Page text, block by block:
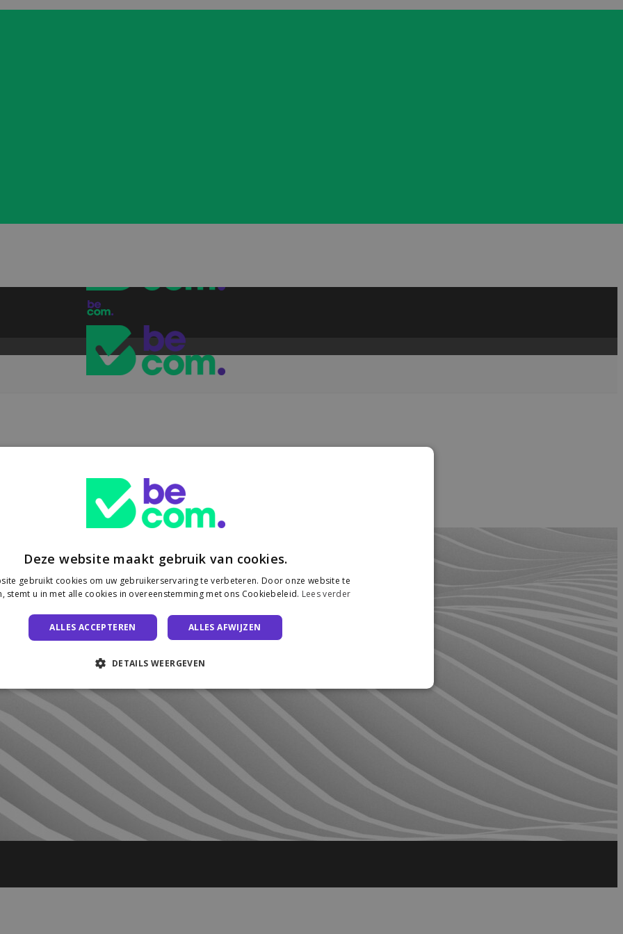
e-commerce
Europese heffing van €3 op pakjes onder €150 uit niet-EU-landen....
Deze website maakt gebruik van cookies.
gebruikt cookies om uw gebruikerservaring te verbeteren. Door onze website te
stemt u in met alle cookies in overeenstemming met ons Cookiebeleid. Lees verder
ALLES ACCEPTEREN ALLES AFWIJZEN
DETAILS WEERGEVEN